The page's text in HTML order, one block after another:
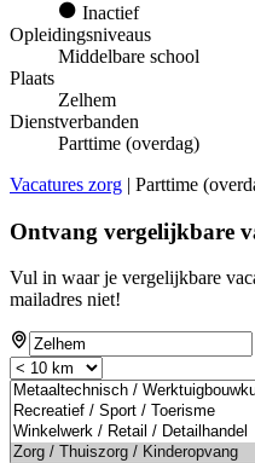
Inactief
Opleidingsniveaus
Middelbare school
Plaats
Zelhem
Dienstverbanden
Parttime (overdag)
Vacatures zorg | Parttime
Ontvang vergelijkbare
Vul in waar je vergelijkbare
mailadres niet!